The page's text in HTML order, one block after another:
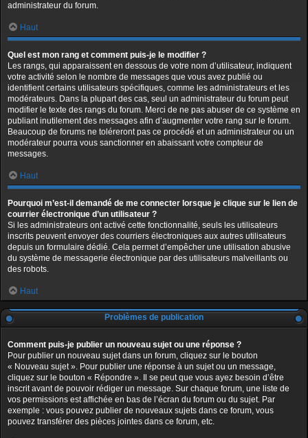
administrateur du forum.
Haut
Quel est mon rang et comment puis-je le modifier ?
Les rangs, qui apparaissent en dessous de votre nom d’utilisateur, indiquent
votre activité selon le nombre de messages que vous avez publié ou
identifient certains utilisateurs spécifiques, comme les administrateurs et les
modérateurs. Dans la plupart des cas, seul un administrateur du forum peut
modifier le texte des rangs du forum. Merci de ne pas abuser de ce système en
publiant inutilement des messages afin d’augmenter votre rang sur le forum.
Beaucoup de forums ne toléreront pas ce procédé et un administrateur ou un
modérateur pourra vous sanctionner en abaissant votre compteur de
messages.
Haut
Pourquoi m’est-il demandé de me connecter lorsque je clique sur le lien de
courrier électronique d’un utilisateur ?
Si les administrateurs ont activé cette fonctionnalité, seuls les utilisateurs
inscrits peuvent envoyer des courriers électroniques aux autres utilisateurs
depuis un formulaire dédié. Cela permet d’empêcher une utilisation abusive
du système de messagerie électronique par des utilisateurs malveillants ou
des robots.
Haut
Problèmes de publication
Comment puis-je publier un nouveau sujet ou une réponse ?
Pour publier un nouveau sujet dans un forum, cliquez sur le bouton
« Nouveau sujet ». Pour publier une réponse à un sujet ou un message,
cliquez sur le bouton « Répondre ». Il se peut que vous ayez besoin d’être
inscrit avant de pouvoir rédiger un message. Sur chaque forum, une liste de
vos permissions est affichée en bas de l’écran du forum ou du sujet. Par
exemple : vous pouvez publier de nouveaux sujets dans ce forum, vous
pouvez transférer des pièces jointes dans ce forum, etc.